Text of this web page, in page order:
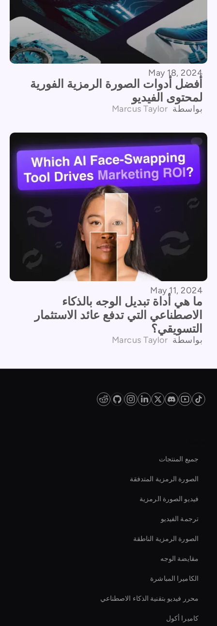
May 18, 2024
أفضل أدوات الصورة الرمزية الفورية
لمحتوى الفيديو
بواسطة Marcus Taylor
May 11, 2024
ما هي أداة تبديل الوجه بالذكاء
الاصطناعي التي تدفع عائد الاستثمار
التسويقي؟
بواسطة Marcus Taylor
جميع المنتجات
الصورة الرمزية المتدفقة
فيديو الصورة الرمزية
ترجمة الفيديو
الصورة الرمزية الناطقة
مقايضة الوجه
الكاميرا المباشرة
محرر فيديو بتقنية الذكاء الاصطناعي
كاميرا أكول